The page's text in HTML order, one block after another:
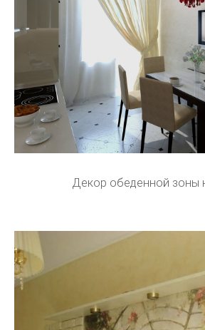
Декор обеденной зоны